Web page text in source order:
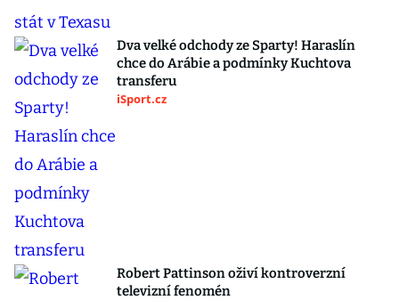
Dva velké odchody ze Sparty! Haraslín
chce do Arábie a podmínky Kuchtova
transferu
iSport.cz
Robert Pattinson oživí kontroverzní
televizní fenomén